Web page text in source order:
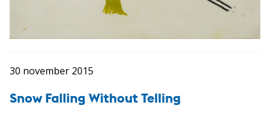
30 november 2015
Snow Falling Without Telling